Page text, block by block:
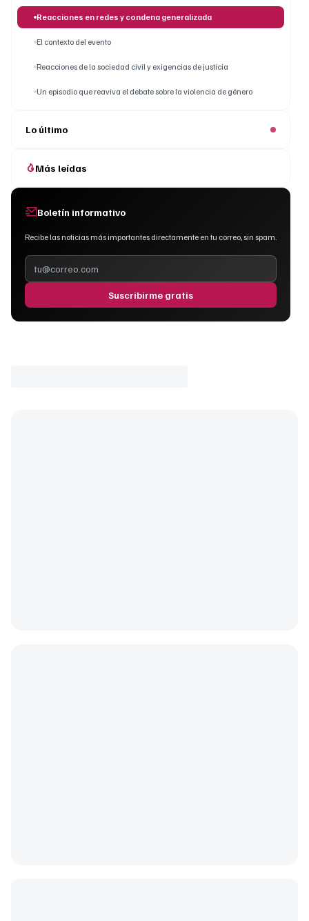
Reacciones en redes y condena generalizada
El contexto del evento
Reacciones de la sociedad civil y exigencias de justicia
Un episodio que reaviva el debate sobre la violencia de género
Lo último
Más leídas
Boletín informativo
Recibe las noticias más importantes directamente en tu correo, sin spam.
Suscribirme gratis